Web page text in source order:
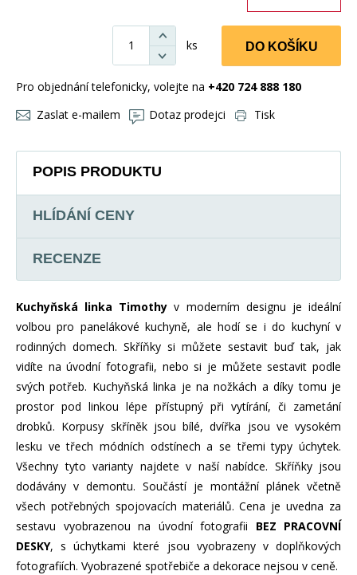
ks DO KOŠÍKU
Pro objednání telefonicky, volejte na +420 724 888 180
Zaslat e-mailem
Dotaz prodejci Tisk
POPIS PRODUKTU
HLÍDÁNÍ CENY
RECENZE
Kuchyňská linka Timothy v moderním designu je ideální
volbou pro panelákové kuchyně, ale hodí se i do kuchyní v
rodinných domech. Skříňky si můžete sestavit buď tak, jak
vidíte na úvodní fotografii, nebo si je můžete sestavit podle
svých potřeb. Kuchyňská linka je na nožkách a díky tomu je
prostor pod linkou lépe přístupný při vytírání, či zametání
drobků. Korpusy skříněk jsou bílé, dvířka jsou ve vysokém
lesku ve třech módních odstínech a se třemi typy úchytek.
Všechny tyto varianty najdete v naší nabídce. Skříňky jsou
dodávány v demontu. Součástí je montážní plánek včetně
všech potřebných spojovacích materiálů. Cena je uvedna za
sestavu vyobrazenou na úvodní fotografii BEZ PRACOVNÍ
DESKY, s úchytkami které jsou vyobrazeny v doplňkových
fotografiích. Vyobrazené spotřebiče a dekorace nejsou v ceně.